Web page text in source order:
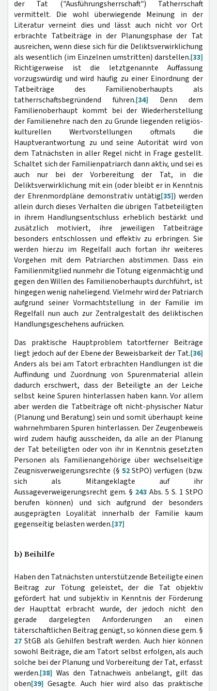
der Tat ("Ausführungsherrschaft") Tatherrschaft
vermittelt. Die wohl überwiegende Meinung in der
Literatur verneint dies und lässt auch nicht vor Ort
erbrachte Tatbeiträge in der Planungsphase der Tat
ausreichen, wenn diese sich für die Deliktsverwirklichung
als wesentlich (im Einzelnen umstritten) darstellen.[33]
Richtigerweise ist die letztgenannte Auffassung
vorzugswürdig und wird häufig zu einer Einordnung der
Tatbeiträge des Familienoberhaupts als
tatherrschaftsbegründend führen.[34] Denn dem
Familienoberhaupt kommt bei der Wiederherstellung
der Familienehre nach den zu Grunde liegenden religiös-
kulturellen Wertvorstellungen oftmals die
Hauptverantwortung zu und seine Autorität wird von
dem Tatnächsten in aller Regel nicht in Frage gestellt.
Schaltet sich der Familienpatriarch dann aktiv, und sei es
auch nur bei der Vorbereitung der Tat, in die
Deliktsverwirklichung mit ein (oder bleibt er in Kenntnis
der Ehrenmordpläne demonstrativ untätig[35]) werden
allein durch dieses Verhalten die übrigen Tatbeteiligten
in ihrem Handlungsentschluss erheblich bestärkt und
zusätzlich motiviert, ihre jeweiligen Tatbeiträge
besonders entschlossen und effektiv zu erbringen. Sie
werden hierzu im Regelfall auch fortan ihr weiteres
Vorgehen mit dem Patriarchen abstimmen. Dass ein
Familienmitglied nunmehr die Tötung eigenmächtig und
gegen den Willen des Familienoberhaupts durchführt, ist
hingegen wenig naheliegend. Vielmehr wird der Patriarch
aufgrund seiner Vormachtstellung in der Familie im
Regelfall nun auch zur Zentralgestalt des deliktischen
Handlungsgeschehens aufrücken.
Das praktische Hauptproblem tatortferner Beiträge
liegt jedoch auf der Ebene der Beweisbarkeit der Tat.[36]
Anders als bei am Tatort erbrachten Handlungen ist die
Auffindung und Zuordnung von Spurenmaterial allein
dadurch erschwert, dass der Beteiligte an der Leiche
selbst keine Spuren hinterlassen haben kann. Vor allem
aber werden die Tatbeiträge oft nicht-physischer Natur
(Planung und Beratung) sein und somit überhaupt keine
wahrnehmbaren Spuren hinterlassen. Der Zeugenbeweis
wird zudem häufig ausscheiden, da alle an der Planung
der Tat beteiligten oder von ihr in Kenntnis gesetzten
Personen als Familienangehörige über wechselseitige
Zeugnisverweigerungsrechte (§ 52StPO) verfügen (bzw.
sich als Mitangeklagte auf ihr
Aussageverweigerungsrecht gem. § 243 Abs. 5 S. 1 StPO
berufen können) und sich aufgrund der besonders
ausgeprägten Loyalität innerhalb der Familie kaum
gegenseitig belasten werden.[37]
b) Beihilfe
Haben den Tatnächsten unterstützende Beteiligte einen
Beitrag zur Tötung geleistet, der die Tat objektiv
gefördert hat und subjektiv in Kenntnis der Förderung
der Haupttat erbracht wurde, der jedoch nicht den
gerade dargelegten Anforderungen an einen
täterschaftlichen Beitrag genügt, so können diese gem. §
27 StGB als Gehilfen bestraft werden. Auch hier können
sowohl Beiträge, die am Tatort selbst erfolgen, als auch
solche bei der Planung und Vorbereitung der Tat, erfasst
werden.[38] Was den Tatnachweis anbelangt, gilt das
oben[39] Gesagte. Auch hier wird also das praktische